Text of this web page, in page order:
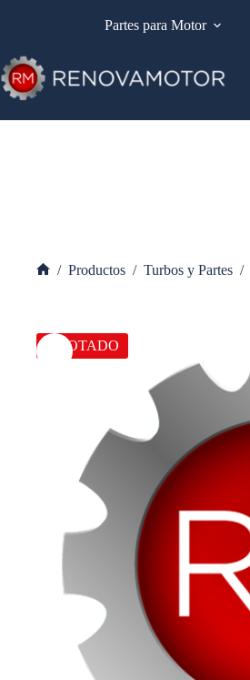
Partes para Motor
/ Productos / Turbos y Partes /
AGOTADO